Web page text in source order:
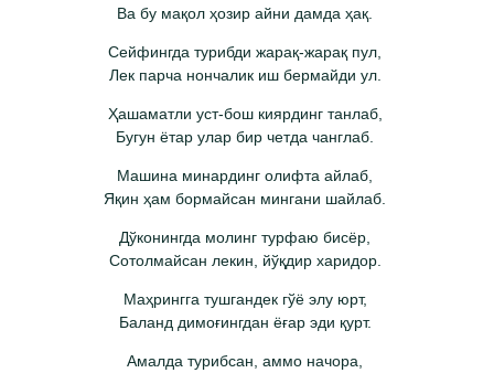
Ва бу мақол ҳозир айни дамда ҳақ.
Сейфингда турибди жарақ-жарақ пул,
Лек парча нончалик иш бермайди ул.
Ҳашаматли уст-бош киярдинг танлаб,
Бугун ётар улар бир четда чанглаб.
Машина минардинг олифта айлаб,
Яқин ҳам бормайсан мингани шайлаб.
Дўконингда молинг турфаю бисёр,
Сотолмайсан лекин, йўқдир харидор.
Маҳрингга тушгандек гўё элу юрт,
Баланд димоғингдан ёғар эди қурт.
Амалда турибсан, аммо начора,